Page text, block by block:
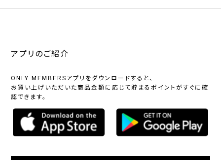
アプリのご紹介
ONLY MEMBERSアプリをダウンロードすると、
お買い上げいただいた商品金額に応じて貯まるポイントがすぐに確
認できます。